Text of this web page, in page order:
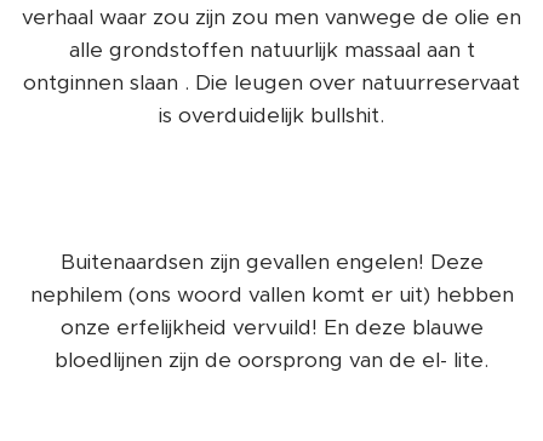
verhaal waar zou zijn zou men vanwege de olie en
alle grondstoffen natuurlijk massaal aan t
ontginnen slaan . Die leugen over natuurreservaat
is overduidelijk bullshit.
Buitenaardsen zijn gevallen engelen! Deze
nephilem (ons woord vallen komt er uit) hebben
onze erfelijkheid vervuild! En deze blauwe
bloedlijnen zijn de oorsprong van de el- lite.